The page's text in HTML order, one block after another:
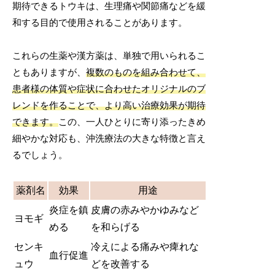
期待できるトウキは、生理痛や関節痛などを緩
和する目的で使用されることがあります。
これらの生薬や漢方薬は、単独で用いられるこ
ともありますが、複数のものを組み合わせて、
患者様の体質や症状に合わせたオリジナルのブ
レンドを作ることで、より高い治療効果が期待
できます。この、一人ひとりに寄り添ったきめ
細やかな対応も、沖洗療法の大きな特徴と言え
るでしょう。
薬剤名 効果 用途
ヨモギ
炎症を鎮
める
皮膚の赤みやかゆみなど
を和らげる
センキ
ュウ
血行促進
冷えによる痛みや痺れな
どを改善する